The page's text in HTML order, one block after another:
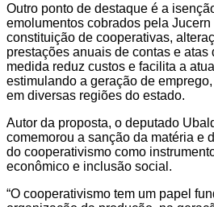
Outro ponto de destaque é a
emolumentos cobrados pela
constituição de cooperativas,
prestações anuais de contas e atas
medida reduz custos e facilita a
estimulando a geração de
em diversas regiões do estado.
Autor da proposta, o deputado
comemorou a sanção da matéria e
do cooperativismo como
econômico e inclusão social.
“O cooperativismo tem um papel